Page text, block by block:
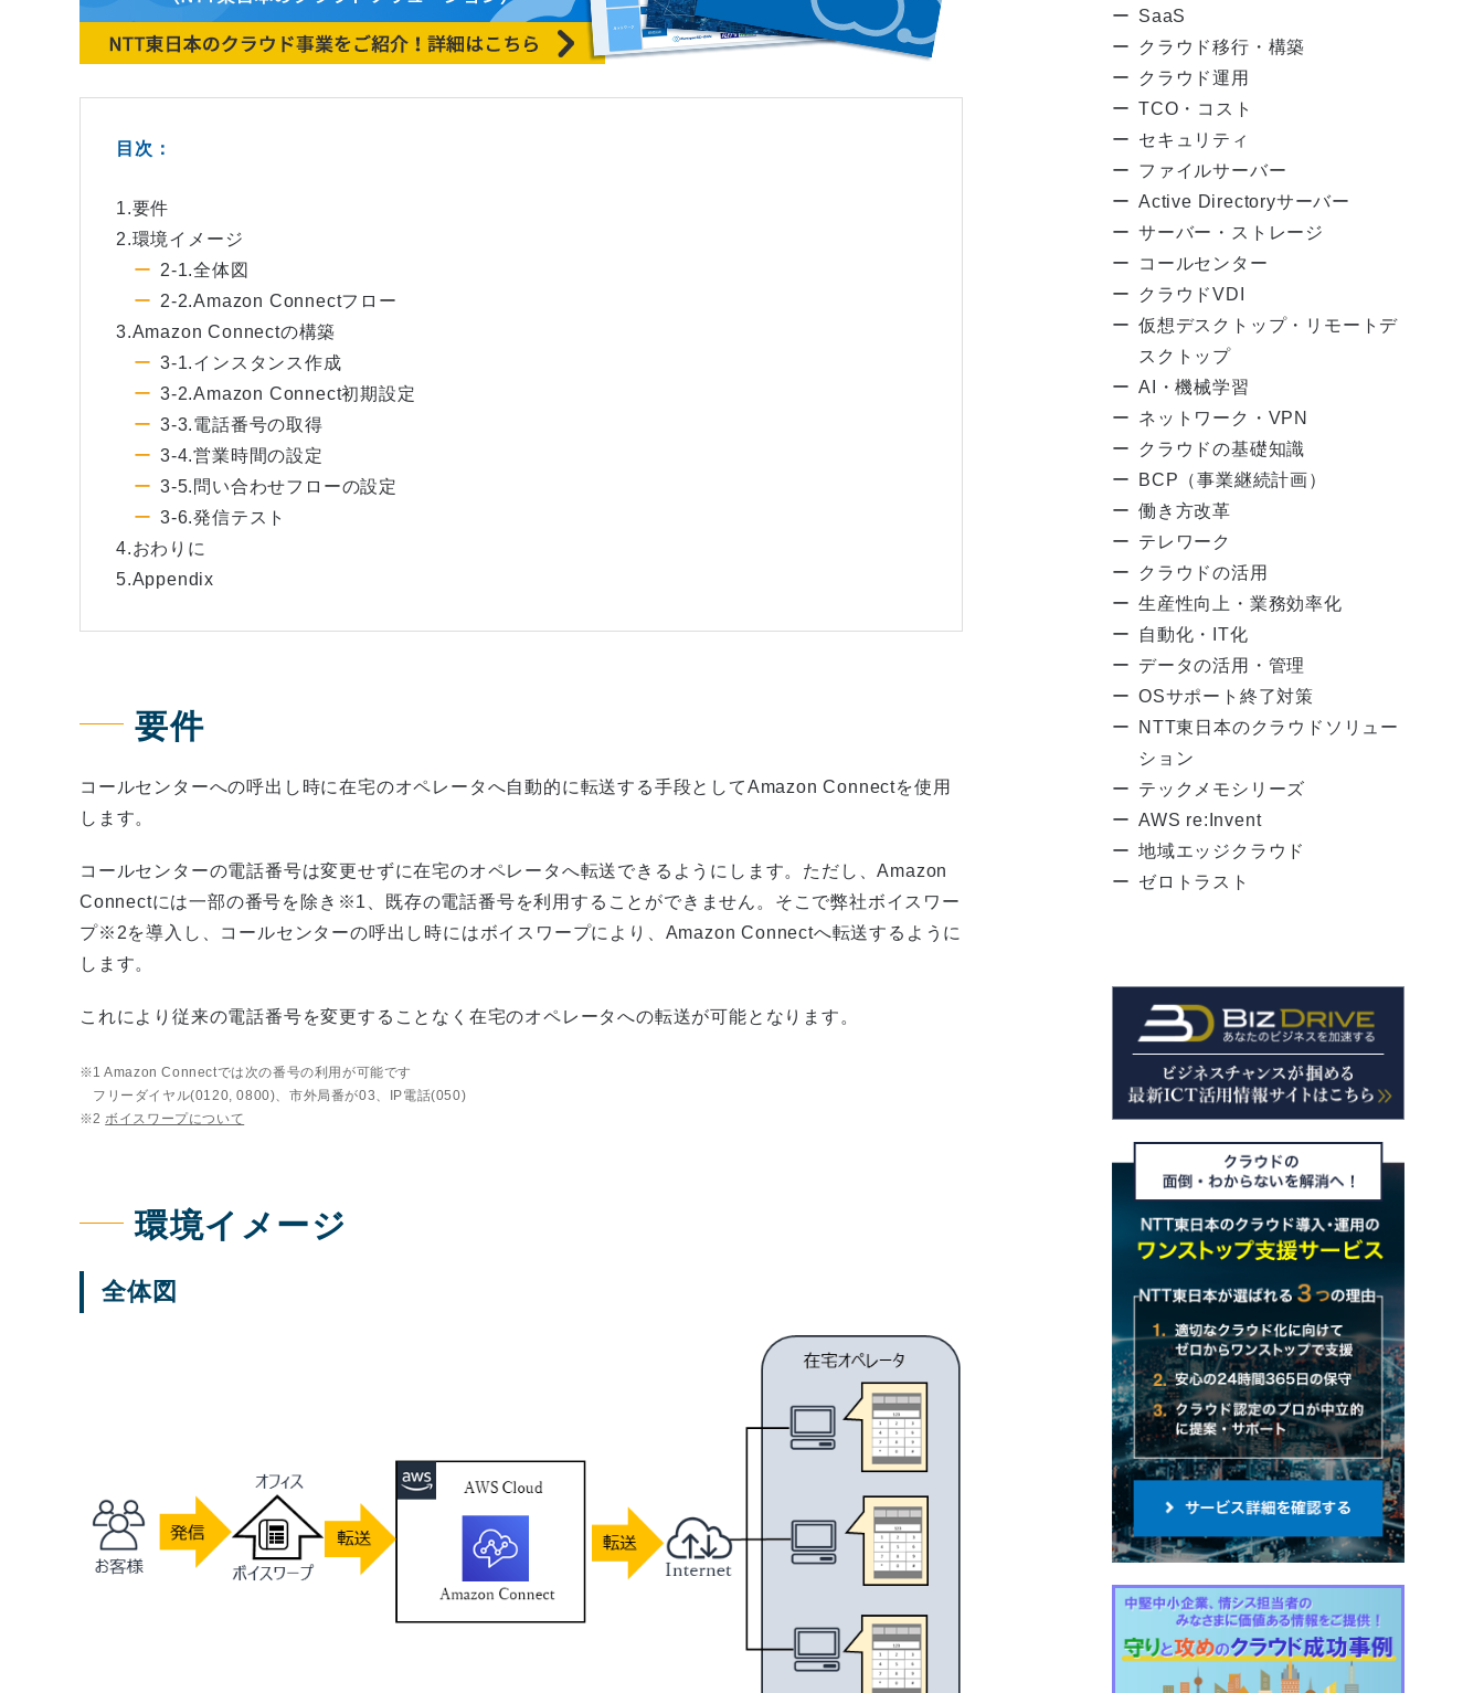
目次：
1.要件
2.環境イメージ
2-1.全体図
2-2.Amazon Connectフロー
3.Amazon Connectの構築
3-1.インスタンス作成
3-2.Amazon Connect初期設定
3-3.電話番号の取得
3-4.営業時間の設定
3-5.問い合わせフローの設定
3-6.発信テスト
4.おわりに
5.Appendix
要件
コールセンターへの呼出し時に在宅のオペレータへ自動的に転送する手段としてAmazon Connectを使用
します。
コールセンターの電話番号は変更せずに在宅のオペレータへ転送できるようにします。ただし、Amazon
Connectには一部の番号を除き※1、既存の電話番号を利用することができません。そこで弊社ボイスワー
プ※2を導入し、コールセンターの呼出し時にはボイスワープにより、Amazon Connectへ転送するように
します。
これにより従来の電話番号を変更することなく在宅のオペレータへの転送が可能となります。
1 Amazon Connectでは次の番号の利用が可能です
フリーダイヤル(0120, 0800)、市外局番が03、IP電話(050)
2ボイスワープについて
環境イメージ
全体図
SaaS
クラウド移行・構築
クラウド運用
TCO・コスト
セキュリティ
ファイルサーバー
Active Directoryサーバー
サーバー・ストレージ
コールセンター
クラウドVDI
仮想デスクトップ・リモートデ
スクトップ
AI・機械学習
ネットワーク・VPN
クラウドの基礎知識
BCP（事業継続計画）
働き方改革
テレワーク
クラウドの活用
生産性向上・業務効率化
自動化・IT化
データの活用・管理
OSサポート終了対策
NTT東日本のクラウドソリュー
ション
テックメモシリーズ
AWS re:Invent
地域エッジクラウド
ゼロトラスト